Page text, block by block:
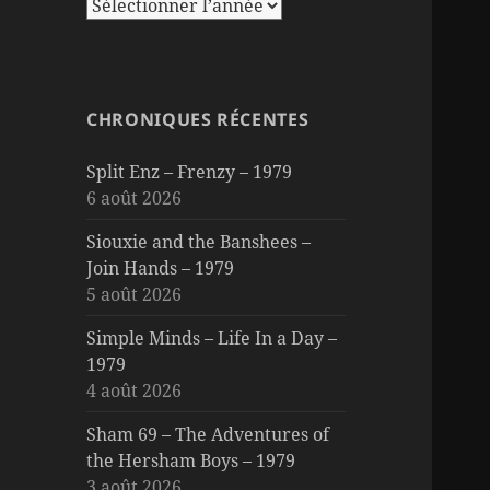
CHRONIQUES RÉCENTES
Split Enz – Frenzy – 1979
6 août 2026
Siouxie and the Banshees –
Join Hands – 1979
5 août 2026
Simple Minds – Life In a Day –
1979
4 août 2026
Sham 69 – The Adventures of
the Hersham Boys – 1979